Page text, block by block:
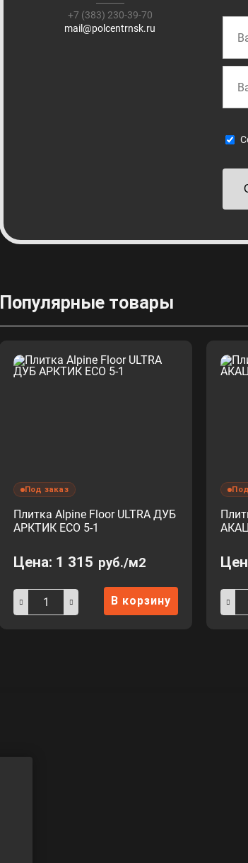
+7 (383) 230-39-70
mail@polcentrnsk.ru
Популярные товары
Под заказ
Плитка Alpine Floor ULTRA ДУБ
АРКТИК ЕСО 5-1
Цена: 1 315 руб./м2
В корзину